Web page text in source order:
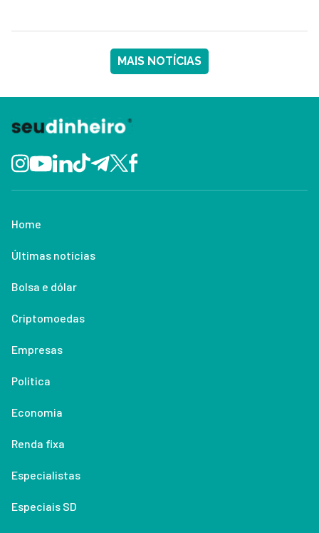
MAIS NOTÍCIAS
Home
Últimas notícias
Bolsa e dólar
Criptomoedas
Empresas
Política
Economia
Renda fixa
Especialistas
Especiais SD